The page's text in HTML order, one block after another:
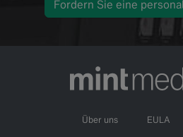
Fordern Sie eine
Über uns EULA